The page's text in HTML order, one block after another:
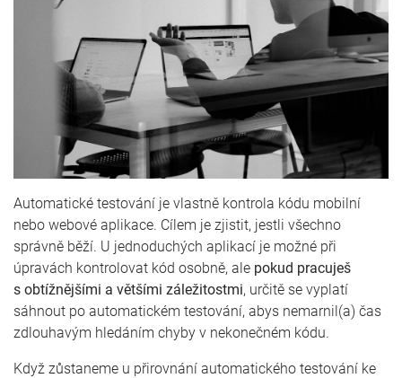
Automatické testování je vlastně kontrola kódu mobilní
nebo webové aplikace. Cílem je zjistit, jestli všechno
správně běží. U jednoduchých aplikací je možné při
úpravách kontrolovat kód osobně, ale pokud pracuješ
s obtížnějšími a většími záležitostmi, určitě se vyplatí
sáhnout po automatickém testování, abys nemarnil(a) čas
zdlouhavým hledáním chyby v nekonečném kódu.
Když zůstaneme u přirovnání automatického testování ke